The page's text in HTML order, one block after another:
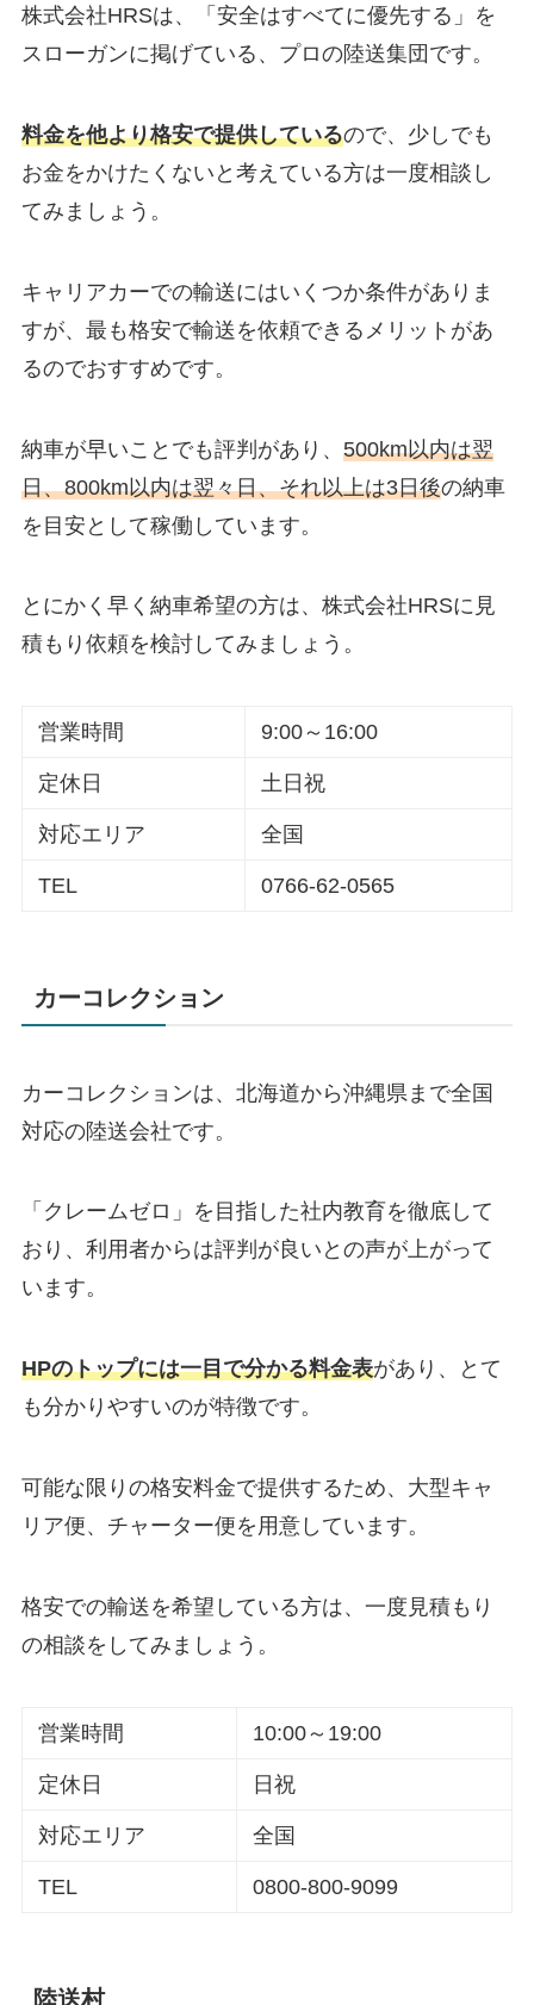
株式会社HRSは、「安全はすべてに優先する」を
スローガンに掲げている、プロの陸送集団です。
料金を他より格安で提供しているので、少しでも
お金をかけたくないと考えている方は一度相談し
てみましょう。
キャリアカーでの輸送にはいくつか条件がありま
すが、最も格安で輸送を依頼できるメリットがあ
るのでおすすめです。
納車が早いことでも評判があり、 500km以内は翌
日、800km以内は翌々日、それ以上は3日後の納車
を目安として稼働しています。
とにかく早く納車希望の方は、株式会社HRSに見
積もり依頼を検討してみましょう。
営業時間 9:00～16:00
定休日 土日祝
対応エリア 全国
TEL 0766-62-0565
カーコレクション
カーコレクションは、北海道から沖縄県まで全国
対応の陸送会社です。
「クレームゼロ」を目指した社内教育を徹底して
おり、利用者からは評判が良いとの声が上がって
います。
HPのトップには一目で分かる料金表があり、とて
も分かりやすいのが特徴です。
可能な限りの格安料金で提供するため、大型キャ
リア便、チャーター便を用意しています。
格安での輸送を希望している方は、一度見積もり
の相談をしてみましょう。
営業時間 10:00～19:00
定休日 日祝
対応エリア 全国
TEL 0800-800-9099
陸送村